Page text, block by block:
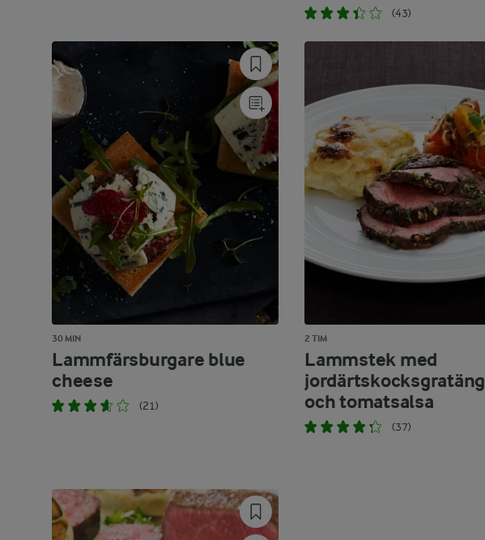
(43)
30 MIN
Lammfärsburgare blue
cheese
(21)
2 TIM
Lammstek med
jordärtskocksgratäng
och tomatsalsa
(37)